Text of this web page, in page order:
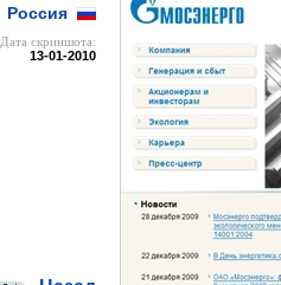
Россия
Дата cкриншота:
13-01-2010